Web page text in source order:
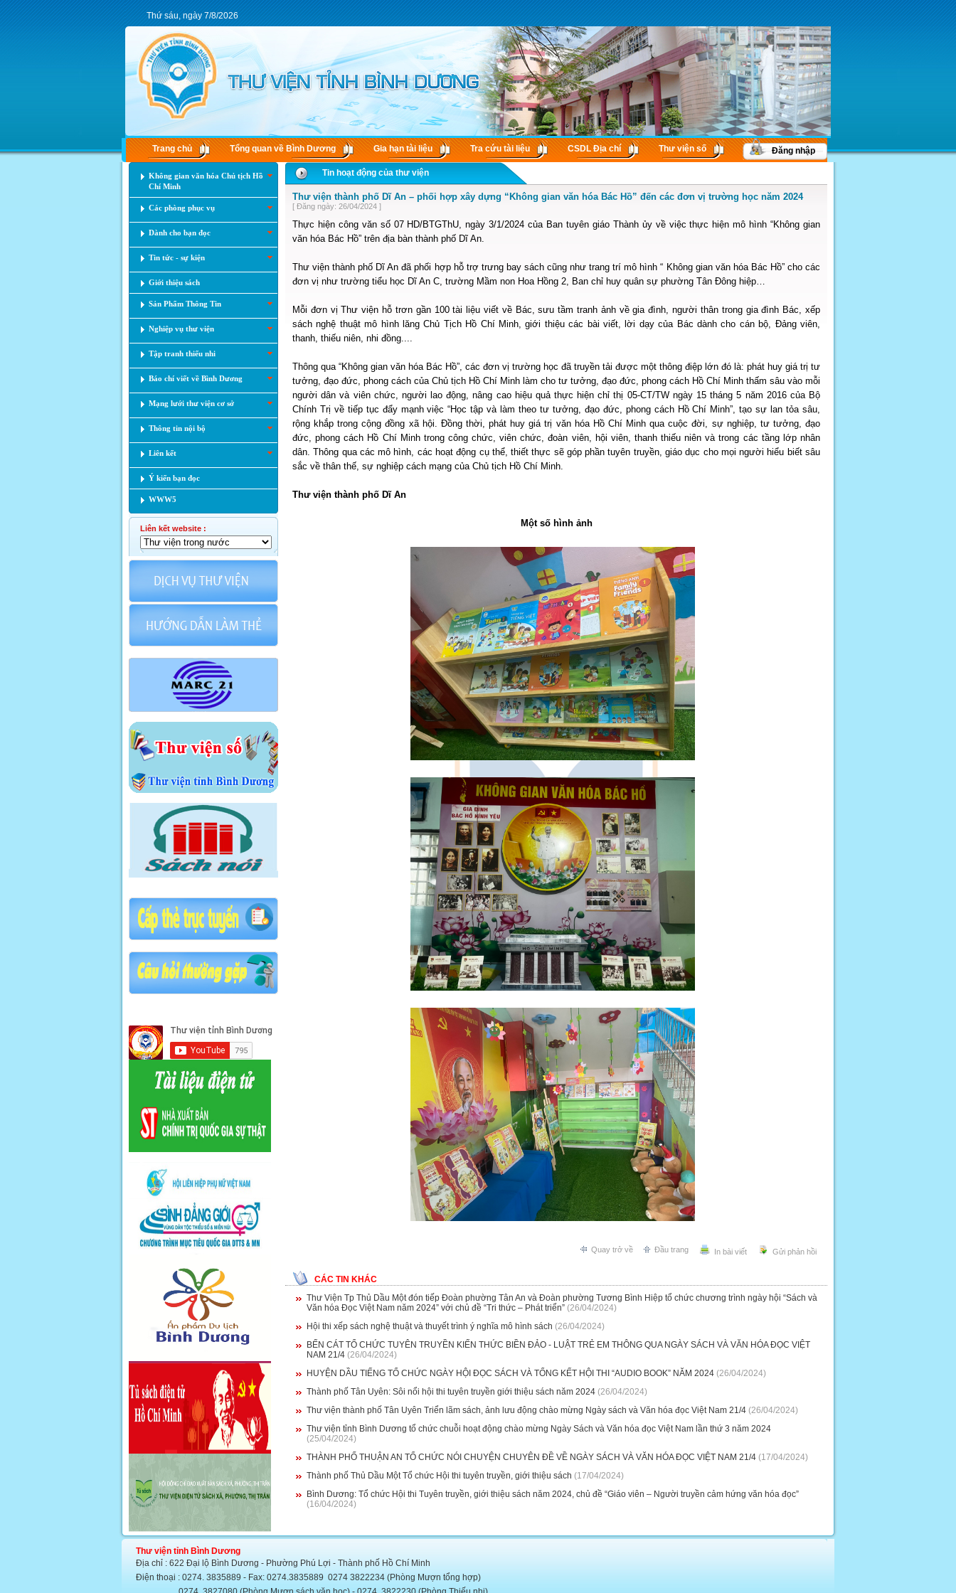
Thứ sáu, ngày 7/8/2026
Trang chủ Tổng quan về Bình Dương Gia hạn tài liệu Tra cứu tài liệu CSDL Ðịa chí Thư viện số Đăng nhập
Không gian văn hóa Chủ tịch Hồ
Chí Minh
Các phòng phục vụ
Dành cho bạn đọc
Tin tức - sự kiện
Giới thiệu sách
Sản Phẩm Thông Tin
Nghiệp vụ thư viện
Tập tranh thiếu nhi
Báo chí viết về Bình Dương
Mạng lưới thư viện cơ sở
Thông tin nội bộ
Liên kết
Ý kiến bạn đọc
WWW5
Liên kết website :
Tin hoạt động của thư viện
Thư viện thành phố Dĩ An – phối hợp xây dựng “Không gian văn hóa Bác Hồ” đến các đơn vị trường học năm 2024
[ Đăng ngày: 26/04/2024 ]
Thực hiện công văn số 07 HD/BTGThU, ngày 3/1/2024 của Ban tuyên giáo Thành ủy về việc thực hiện mô hình “Không gian
văn hóa Bác Hồ” trên địa bàn thành phố Dĩ An.
Thư viện thành phố Dĩ An đã phối hợp hỗ trợ trưng bay sách cũng như trang trí mô hình “ Không gian văn hóa Bác Hồ” cho các
đơn vị như trường tiểu học Dĩ An C, trường Mầm non Hoa Hồng 2, Ban chỉ huy quân sự phường Tân Đông hiệp…
Mỗi đơn vị Thư viện hỗ trơn gần 100 tài liệu viết về Bác, sưu tầm tranh ảnh về gia đình, người thân trong gia đình Bác, xếp
sách nghệ thuật mô hình lăng Chủ Tịch Hồ Chí Minh, giới thiệu các bài viết, lời dạy của Bác dành cho cán bộ, Đảng viên,
thanh, thiếu niên, nhi đồng....
Thông qua “Không gian văn hóa Bác Hồ”, các đơn vị trường học đã truyền tải được một thông điệp lớn đó là: phát huy giá trị tư
tưởng, đạo đức, phong cách của Chủ tịch Hồ Chí Minh làm cho tư tưởng, đạo đức, phong cách Hồ Chí Minh thấm sâu vào mỗi
người dân và viên chức, người lao động, nâng cao hiệu quả thực hiện chỉ thị 05-CT/TW ngày 15 tháng 5 năm 2016 của Bộ
Chính Trị về tiếp tục đẩy mạnh việc “Học tập và làm theo tư tưởng, đạo đức, phong cách Hồ Chí Minh”, tạo sự lan tỏa sâu,
rộng khắp trong cộng đồng xã hội. Đồng thời, phát huy giá trị văn hóa Hồ Chí Minh qua cuộc đời, sự nghiệp, tư tưởng, đạo
đức, phong cách Hồ Chí Minh trong công chức, viên chức, đoàn viên, hội viên, thanh thiếu niên và trong các tầng lớp nhân
dân. Thông qua các mô hình, các hoạt động cụ thể, thiết thực sẽ góp phần tuyên truyền, giáo dục cho mọi người hiểu biết sâu
sắc về thân thế, sự nghiệp cách mạng của Chủ tịch Hồ Chí Minh.
Thư viện thành phố Dĩ An
Một số hình ảnh
Gửi phản hồi
In bài viết
Đầu trang
Quay trở về
CÁC TIN KHÁC
Thư Viện Tp Thủ Dầu Một đón tiếp Đoàn phường Tân An và Đoàn phường Tương Bình Hiệp tổ chức chương trình ngày hội “Sách và
Văn hóa Đọc Việt Nam năm 2024” với chủ đề “Tri thức – Phát triển” (26/04/2024)
Hội thi xếp sách nghệ thuật và thuyết trình ý nghĩa mô hình sách (26/04/2024)
BẾN CÁT TỔ CHỨC TUYÊN TRUYỀN KIẾN THỨC BIỀN ĐẢO - LUẬT TRẺ EM THÔNG QUA NGÀY SÁCH VÀ VĂN HÓA ĐỌC VIỆT
NAM 21/4 (26/04/2024)
HUYỆN DẦU TIẾNG TỔ CHỨC NGÀY HỘI ĐỌC SÁCH VÀ TỔNG KẾT HỘI THI “AUDIO BOOK” NĂM 2024 (26/04/2024)
Thành phố Tân Uyên: Sôi nổi hội thi tuyên truyền giới thiệu sách năm 2024 (26/04/2024)
Thư viện thành phố Tân Uyên Triển lãm sách, ảnh lưu động chào mừng Ngày sách và Văn hóa đọc Việt Nam 21/4 (26/04/2024)
Thư viện tỉnh Bình Dương tổ chức chuỗi hoạt động chào mừng Ngày Sách và Văn hóa đọc Việt Nam lần thứ 3 năm 2024
(25/04/2024)
THÀNH PHỐ THUẬN AN TỔ CHỨC NÓI CHUYỆN CHUYÊN ĐỀ VỀ NGÀY SÁCH VÀ VĂN HÓA ĐỌC VIỆT NAM 21/4 (17/04/2024)
Thành phố Thủ Dầu Một Tổ chức Hội thi tuyên truyền, giới thiệu sách (17/04/2024)
Bình Dương: Tổ chức Hội thi Tuyên truyền, giới thiệu sách năm 2024, chủ đề “Giáo viên – Người truyền cảm hứng văn hóa đọc”
(16/04/2024)
Thư viện tỉnh Bình Dương
Địa chỉ : 622 Đại lộ Bình Dương - Phường Phú Lợi - Thành phố Hồ Chí Minh
Điện thoại : 0274. 3835889 - Fax: 0274.3835889 0274 3822234 (Phòng Mượn tổng hợp)